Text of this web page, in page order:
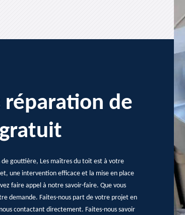
de
gouttière, Les maîtres du toit est à votre
une intervention efficace et la mise en place
faire appel à notre savoir-faire. Que vous
demande. Faites-nous part de votre projet en
contactant directement. Faites-nous savoir